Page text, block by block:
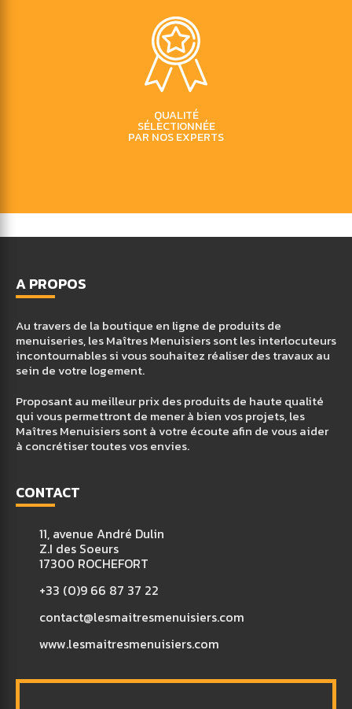
QUALITÉ
SÉLECTIONNÉE
PAR NOS EXPERTS
A PROPOS
Au travers de la boutique en ligne de produits de
menuiseries, les Maîtres Menuisiers sont les interlocuteurs
incontournables si vous souhaitez réaliser des travaux au
sein de votre logement.
Proposant au meilleur prix des produits de haute qualité
qui vous permettront de mener à bien vos projets, les
Maîtres Menuisiers sont à votre écoute afin de vous aider
à concrétiser toutes vos envies.
CONTACT
11, avenue André Dulin
Z.I des Soeurs
17300 ROCHEFORT
+33 (0)9 66 87 37 22
contact@lesmaitresmenuisiers.com
www.lesmaitresmenuisiers.com